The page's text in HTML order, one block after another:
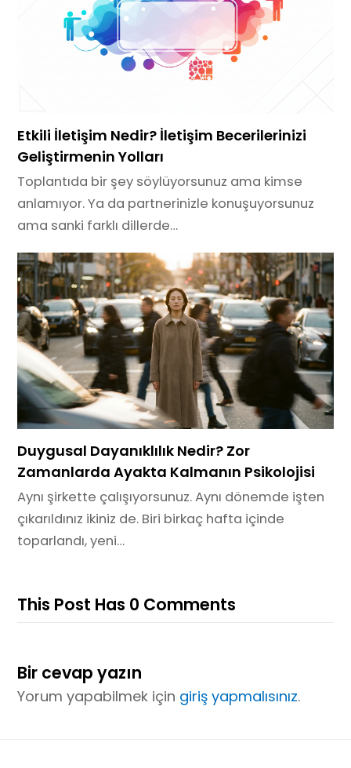
Etkili İletişim Nedir? İletişim Becerilerinizi
Geliştirmenin Yolları
Toplantıda bir şey söylüyorsunuz ama kimse
anlamıyor. Ya da partnerinizle konuşuyorsunuz
ama sanki farklı dillerde…
Duygusal Dayanıklılık Nedir? Zor
Zamanlarda Ayakta Kalmanın Psikolojisi
Aynı şirkette çalışıyorsunuz. Aynı dönemde işten
çıkarıldınız ikiniz de. Biri birkaç hafta içinde
toparlandı, yeni…
This Post Has 0 Comments
Bir cevap yazın
Yorum yapabilmek için giriş yapmalısınız.